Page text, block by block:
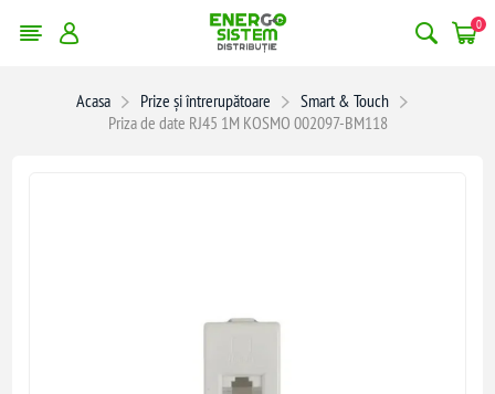
0
Acasa Prize și întrerupătoare
Smart & Touch
Priza de date RJ45 1M KOSMO 002097-BM118